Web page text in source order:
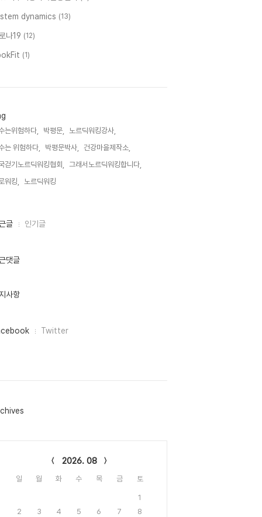
dynamics (13)
나19 (12)
(1)
는위험하다, 박평문,
노르딕워킹강사,
는 위험하다,
박평문박사,
건강마을제작소,
걷기노르딕워킹협회,
그래서노르딕워킹합니다,
워킹,
노르딕워킹,
글 인기글
댓글
사항
Twitter
2026. 08
일 월 화 수 목 금 토
1
2
3 4 5 6 7
8